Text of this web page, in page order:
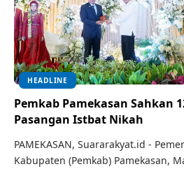
HEADLINE
Pemkab Pamekasan Sahkan
Pasangan Istbat Nikah
PAMEKASAN, Suararakyat.id -
Kabupaten (Pemkab) Pamekasan,